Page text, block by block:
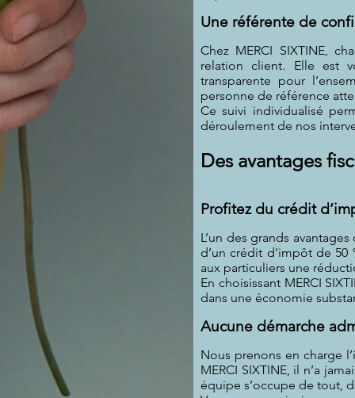
Une référente de
Chez MERCI SIXTINE,
relation client. Elle est
transparente pour
personne de référence
Ce suivi individualisé
déroulement de nos
Des avantages
Profitez du crédit
L’un des grands
d’un crédit d’impôt de
aux particuliers une
En choisissant MERCI
dans une économie
Aucune démarche
Nous prenons en charge
MERCI SIXTINE, il n’a
équipe s’occupe de tout,